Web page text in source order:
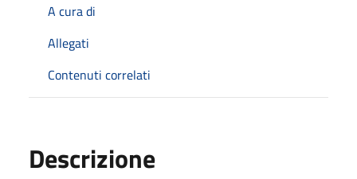
A cura di
Allegati
Contenuti correlati
Descrizione